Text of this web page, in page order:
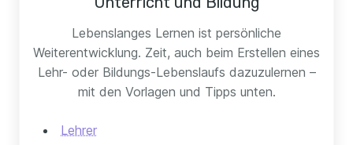
Lebenslanges Lernen ist persönliche
Weiterentwicklung. Zeit, auch beim Erstellen eines
Lehr- oder Bildungs-Lebenslaufs dazuzulernen –
mit den Vorlagen und Tipps unten.
Lehrer